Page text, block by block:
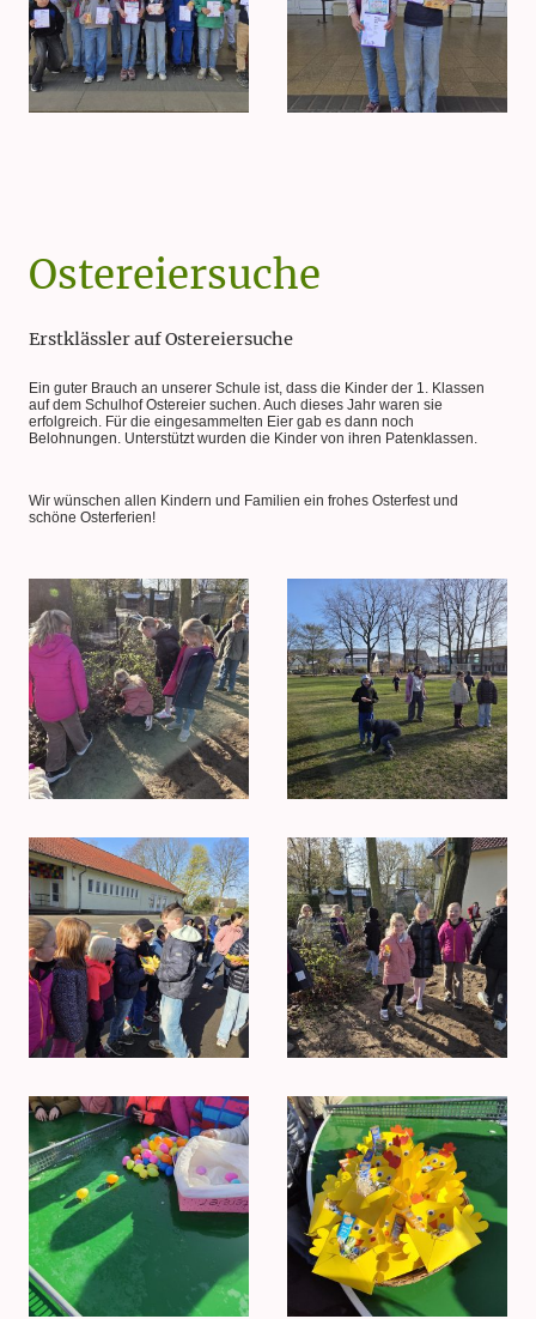
Ostereiersuche
Erstklässler auf Ostereiersuche
Ein guter Brauch an unserer Schule ist, dass die Kinder der 1. Klassen
auf dem Schulhof Ostereier suchen. Auch dieses Jahr waren sie
erfolgreich. Für die eingesammelten Eier gab es dann noch
Belohnungen. Unterstützt wurden die Kinder von ihren Patenklassen.
Wir wünschen allen Kindern und Familien ein frohes Osterfest und
schöne Osterferien!